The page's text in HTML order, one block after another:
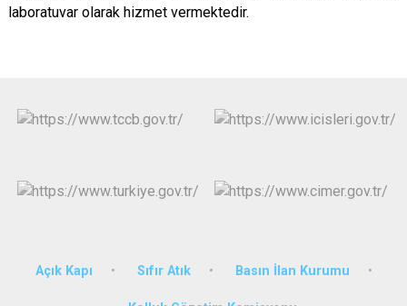
laboratuvar olarak hizmet vermektedir.
Açık Kapı Sıfır Atık Basın İlan Kurumu